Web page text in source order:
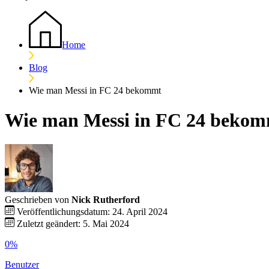
Home
Blog
Wie man Messi in FC 24 bekommt
Wie man Messi in FC 24
Geschrieben von Nick Rutherford
Veröffentlichungsdatum: 24. April 2024
Zuletzt geändert: 5. Mai 2024
0%
Benutzer